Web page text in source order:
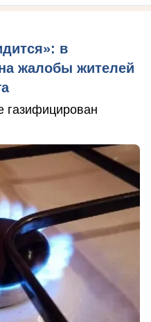
в
жалобы жителей
газифицирован